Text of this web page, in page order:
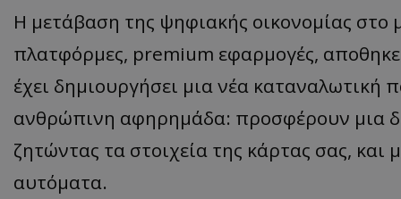
Η μετάβαση της ψηφιακής οικονομίας
πλατφόρμες, premium εφαρμογές,
έχει δημιουργήσει μια νέα καταναλωτική
ανθρώπινη αφηρημάδα: προσφέρουν μια
ζητώντας τα στοιχεία της κάρτας σας, και
αυτόματα.